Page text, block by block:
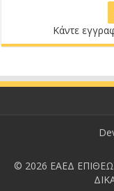
Κάντε
© 2026 ΕΑΕΔ